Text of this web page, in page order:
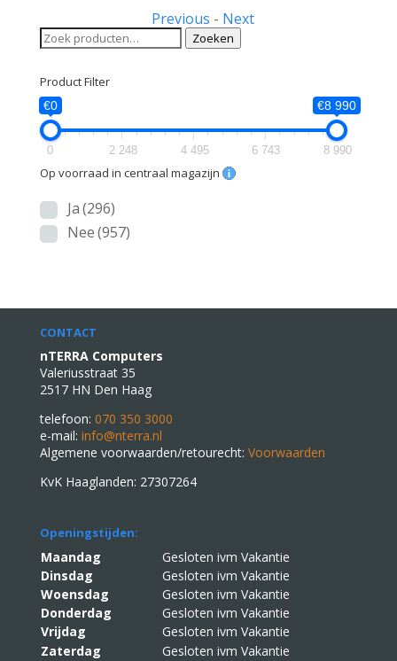
Previous - Next
Zoeken
naar:
Zoeken
Product Filter
€0 €8 990
0 2 248 4 495 6 743 8 990
Op voorraad in centraal magazijn
Ja(296)
Nee(957)
CONTACT
nTERRA Computers
Valeriusstraat 35
2517 HN Den Haag
telefoon: 070 350 3000
e-mail: info@nterra.nl
Algemene voorwaarden/retourecht: Voorwaarden
KvK Haaglanden: 27307264
Openingstijden:
Maandag
Gesloten ivm Vakantie
Dinsdag
Gesloten ivm Vakantie
Woensdag
Gesloten ivm Vakantie
Donderdag
Gesloten ivm Vakantie
Vrijdag
Gesloten ivm Vakantie
Zaterdag
Gesloten ivm Vakantie